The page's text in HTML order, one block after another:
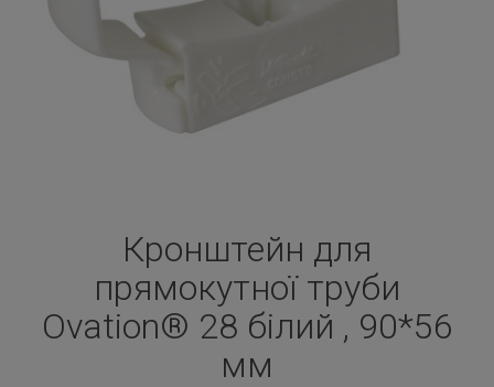
Кронштейн для
прямокутної труби
Ovation® 28 білий , 90*56
мм